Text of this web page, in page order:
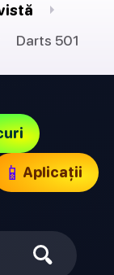
Darts 501
📱 Aplicații